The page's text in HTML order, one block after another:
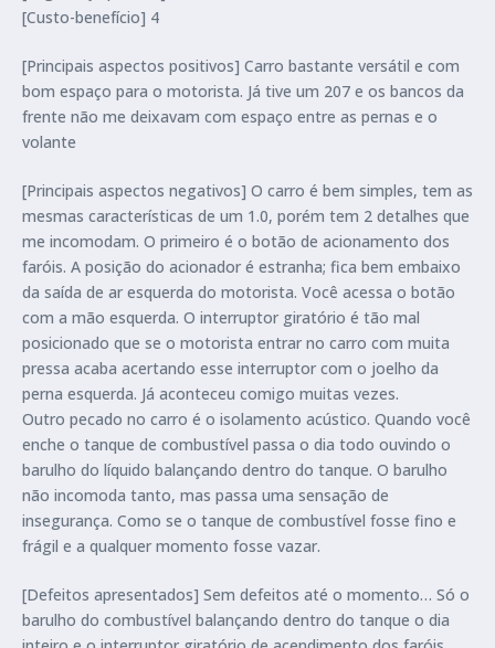
[Custo-benefício] 4
[Principais aspectos positivos] Carro bastante versátil e com
bom espaço para o motorista. Já tive um 207 e os bancos da
frente não me deixavam com espaço entre as pernas e o
volante
[Principais aspectos negativos] O carro é bem simples, tem as
mesmas características de um 1.0, porém tem 2 detalhes que
me incomodam. O primeiro é o botão de acionamento dos
faróis. A posição do acionador é estranha; fica bem embaixo
da saída de ar esquerda do motorista. Você acessa o botão
com a mão esquerda. O interruptor giratório é tão mal
posicionado que se o motorista entrar no carro com muita
pressa acaba acertando esse interruptor com o joelho da
perna esquerda. Já aconteceu comigo muitas vezes.
Outro pecado no carro é o isolamento acústico. Quando você
enche o tanque de combustível passa o dia todo ouvindo o
barulho do líquido balançando dentro do tanque. O barulho
não incomoda tanto, mas passa uma sensação de
insegurança. Como se o tanque de combustível fosse fino e
frágil e a qualquer momento fosse vazar.
[Defeitos apresentados] Sem defeitos até o momento… Só o
barulho do combustível balançando dentro do tanque o dia